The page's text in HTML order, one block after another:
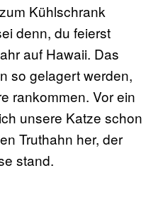
Kühlschrank
denn, du feierst
auf Hawaii. Das
so gelagert werden,
rankommen. Vor ein
unsere Katze schon
Truthahn her, der
stand.